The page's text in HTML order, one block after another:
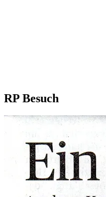
RP Besuch